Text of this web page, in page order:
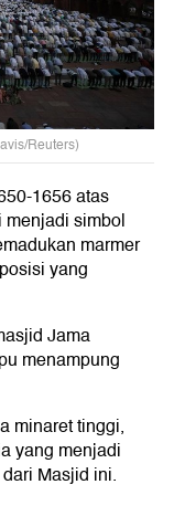
Reuters)
1656 atas
simbol
marmer
yang
Jama
menampung
minaret tinggi,
yang menjadi
Masjid ini.